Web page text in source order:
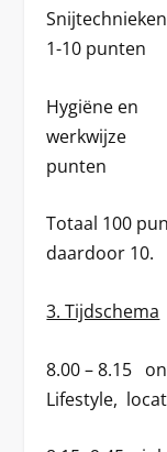
1-10 punten
Hygiëne en
punten
Totaal 100
daardoor 10.
3. Tijdschema
8.00 – 8.15
Lifestyle,